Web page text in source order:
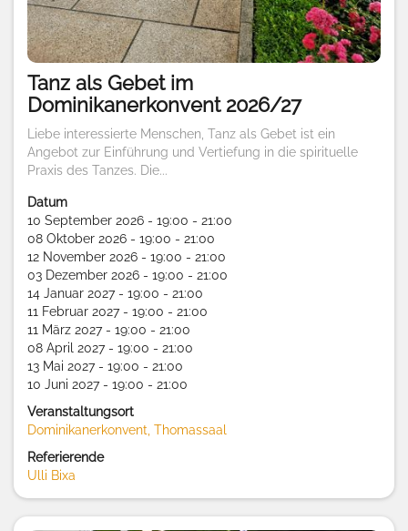
Tanz als Gebet im
Dominikanerkonvent 2026/27
Liebe interessierte Menschen, Tanz als Gebet ist ein
Angebot zur Einführung und Vertiefung in die spirituelle
Praxis des Tanzes. Die...
Datum
10 September 2026 - 19:00 - 21:00
08 Oktober 2026 - 19:00 - 21:00
12 November 2026 - 19:00 - 21:00
03 Dezember 2026 - 19:00 - 21:00
14 Januar 2027 - 19:00 - 21:00
11 Februar 2027 - 19:00 - 21:00
11 März 2027 - 19:00 - 21:00
08 April 2027 - 19:00 - 21:00
13 Mai 2027 - 19:00 - 21:00
10 Juni 2027 - 19:00 - 21:00
Veranstaltungsort
Dominikanerkonvent, Thomassaal
Referierende
Ulli Bixa